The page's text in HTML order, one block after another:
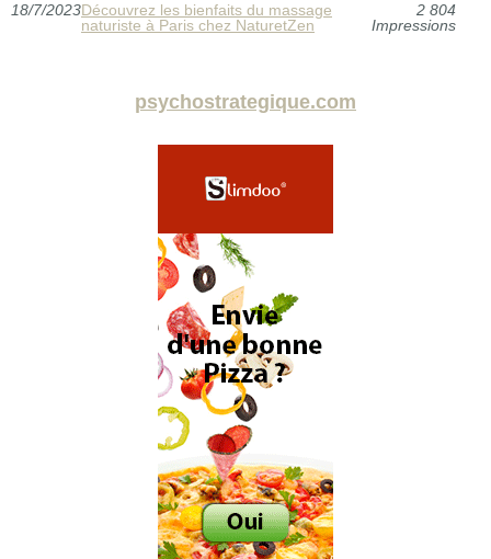
18/7/2023Découvrez les bienfaits du massage
naturiste à Paris chez NaturetZen
2 804
Impressions
psychostrategique.com